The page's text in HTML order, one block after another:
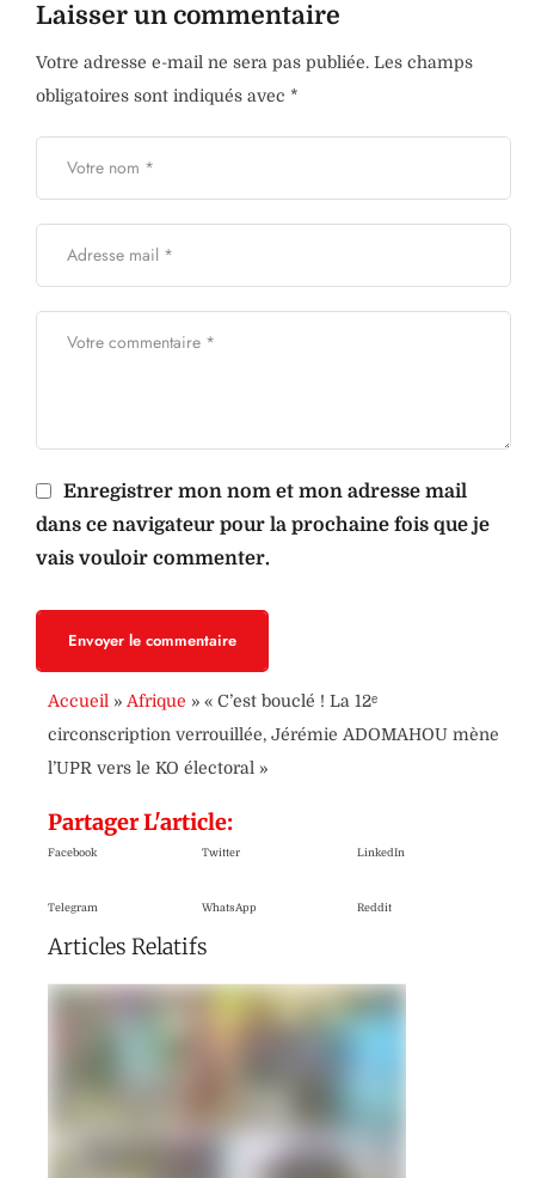
Laisser un commentaire
Votre adresse e-mail ne sera pas publiée. Les champs
obligatoires sont indiqués avec *
Enregistrer mon nom et mon adresse mail
dans ce navigateur pour la prochaine fois que je
vais vouloir commenter.
Envoyer le commentaire
Accueil » Afrique » « C’est bouclé ! La 12ᵉ
circonscription verrouillée, Jérémie ADOMAHOU mène
l’UPR vers le KO électoral »
Partager L'article:
Facebook Twitter LinkedIn
Telegram WhatsApp Reddit
Articles Relatifs